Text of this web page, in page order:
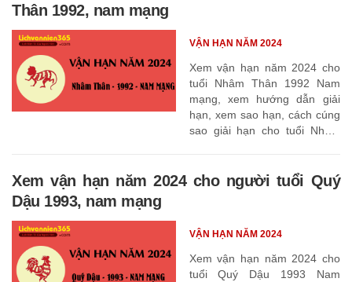
Thân 1992, nam mạng
Xem vận hạn năm 2024 cho
tuổi Nhâm Thân 1992 Nam
mạng, xem hướng dẫn giải
hạn, xem sao hạn, cách cúng
sao giải hạn cho tuổi Nhâm
VẬN HẠN NĂM 2024
Xem vận hạn năm 2024 cho người tuổi Quý
Dậu 1993, nam mạng
Xem vận hạn năm 2024 cho
tuổi Quý Dậu 1993 Nam
VẬN HẠN NĂM 2024